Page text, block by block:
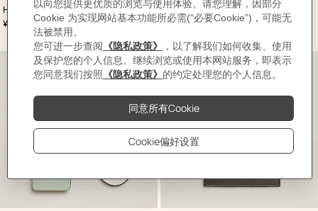
Hacademi手包
,颜
色
米
然
,
价格
¥57,600
“袋中乾坤”彩色文具袋
,颜
色:
米
然
色
,价格
¥23,500